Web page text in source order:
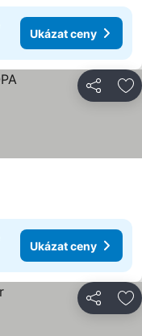
Ukázat ceny
Sdílet
Ukázat ceny
Sdílet